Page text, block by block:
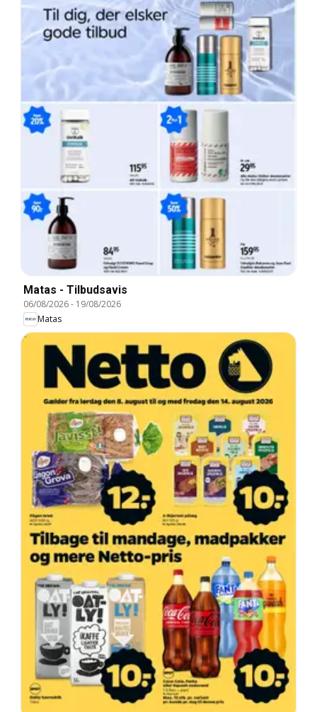
Matas - Tilbudsavis
06/08/2026- 19/08/2026
Matas